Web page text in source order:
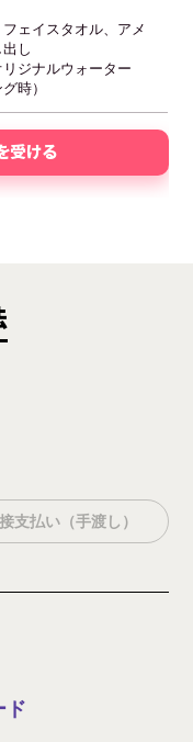
フェイスタオル、アメ
し
リジナルウォーター
時）
受ける
支払い（手渡し）
ド